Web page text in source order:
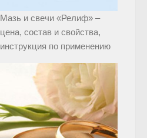
Мазь и свечи «Релиф» –
цена, состав и свойства,
инструкция по применению